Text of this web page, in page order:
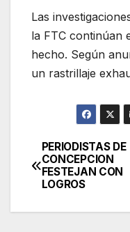
Las
la FTC continúan
hecho. Según
un rastrillaje
de
entradas
PERIODISTAS DE
CONCEPCION
FESTEJAN CON
LOGROS